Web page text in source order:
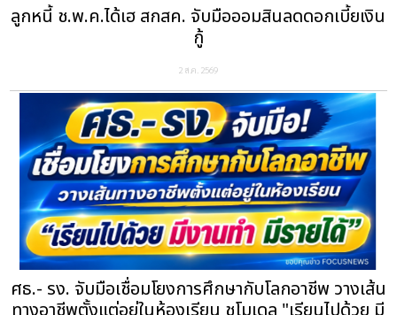
ลูกหนี้ ช.พ.ค.ได้เฮ สกสค. จับมือออมสินลดดอกเบี้ยเงิน
กู้
2 ส.ค. 2569
ศธ.- รง. จับมือเชื่อมโยงการศึกษากับโลกอาชีพ วางเส้น